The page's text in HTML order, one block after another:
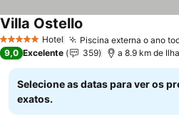
5 Estrelas Hotel Piscina externa o ano
Villa Ostello
9,0 Excelente 359 a 8.9 km de
Selecione as datas para ver os
exatos.